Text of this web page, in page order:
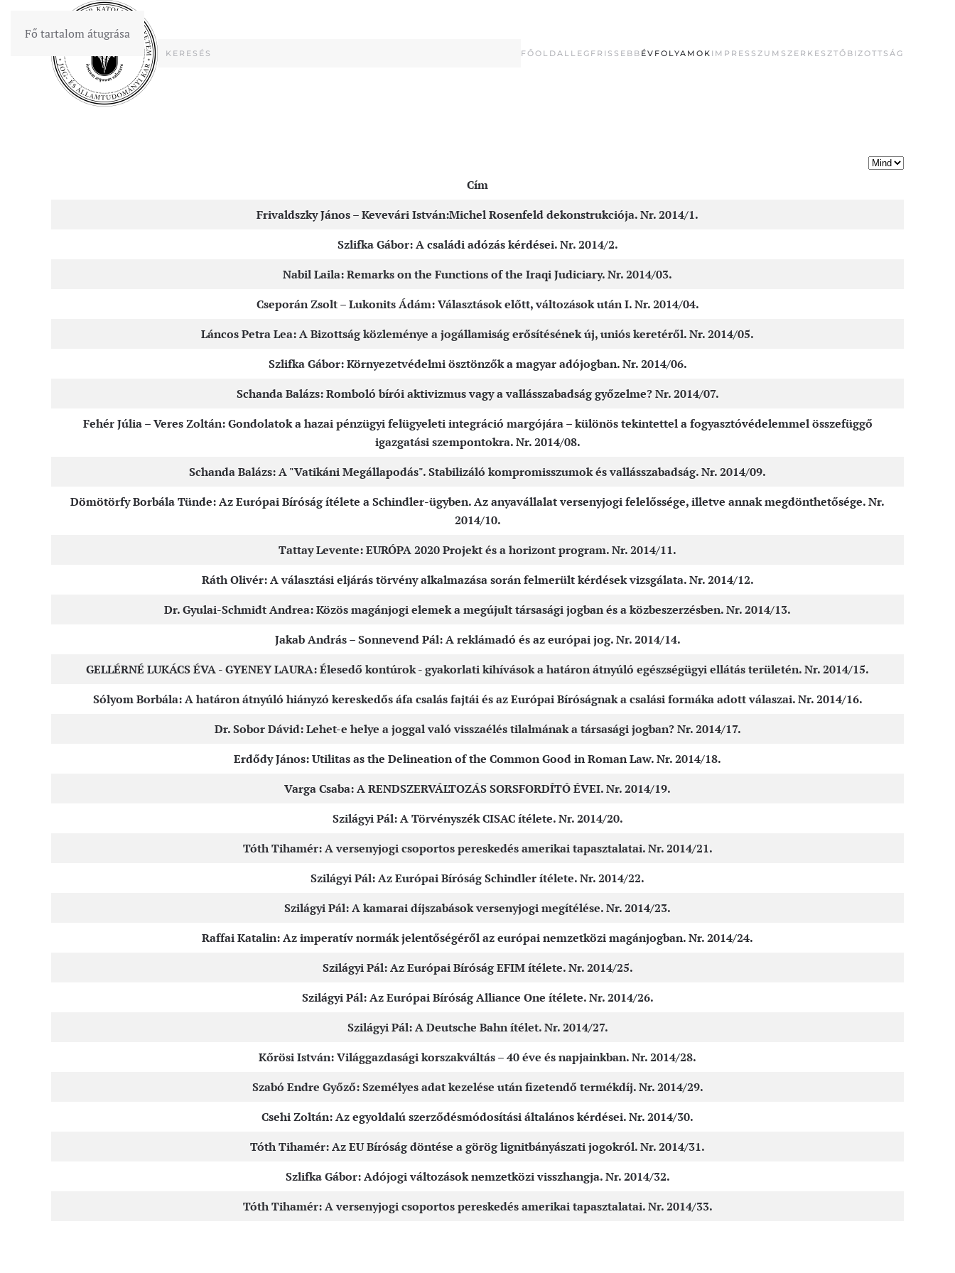
Fő tartalom átugrása
FŐOLDAL LEGFRISSEBB ÉVFOLYAMOK IMPRESSZUM SZERKESZTŐBIZOTTSÁG
Tételek #
Cím
Frivaldszky János – Kevevári István:Michel Rosenfeld dekonstrukciója. Nr. 2014/1.
Szlifka Gábor: A családi adózás kérdései. Nr. 2014/2.
Nabil Laila: Remarks on the Functions of the Iraqi Judiciary. Nr. 2014/03.
Cseporán Zsolt – Lukonits Ádám: Választások előtt, változások után I. Nr. 2014/04.
Láncos Petra Lea: A Bizottság közleménye a jogállamiság erősítésének új, uniós keretéről. Nr. 2014/05.
Szlifka Gábor: Környezetvédelmi ösztönzők a magyar adójogban. Nr. 2014/06.
Schanda Balázs: Romboló bírói aktivizmus vagy a vallásszabadság győzelme? Nr. 2014/07.
Fehér Júlia – Veres Zoltán: Gondolatok a hazai pénzügyi felügyeleti integráció margójára – különös tekintettel a fogyasztóvédelemmel összefüggő
igazgatási szempontokra. Nr. 2014/08.
Schanda Balázs: A "Vatikáni Megállapodás". Stabilizáló kompromisszumok és vallásszabadság. Nr. 2014/09.
Dömötörfy Borbála Tünde: Az Európai Bíróság ítélete a Schindler-ügyben. Az anyavállalat versenyjogi felelőssége, illetve annak megdönthetősége. Nr.
2014/10.
Tattay Levente: EURÓPA 2020 Projekt és a horizont program. Nr. 2014/11.
Ráth Olivér: A választási eljárás törvény alkalmazása során felmerült kérdések vizsgálata. Nr. 2014/12.
Dr. Gyulai-Schmidt Andrea: Közös magánjogi elemek a megújult társasági jogban és a közbeszerzésben. Nr. 2014/13.
Jakab András – Sonnevend Pál: A reklámadó és az európai jog. Nr. 2014/14.
GELLÉRNÉ LUKÁCS ÉVA - GYENEY LAURA: Élesedő kontúrok - gyakorlati kihívások a határon átnyúló egészségügyi ellátás területén. Nr. 2014/15.
Sólyom Borbála: A határon átnyúló hiányzó kereskedős áfa csalás fajtái és az Európai Bíróságnak a csalási formáka adott válaszai. Nr. 2014/16.
Dr. Sobor Dávid: Lehet-e helye a joggal való visszaélés tilalmának a társasági jogban? Nr. 2014/17.
Erdődy János: Utilitas as the Delineation of the Common Good in Roman Law. Nr. 2014/18.
Varga Csaba: A RENDSZERVÁLTOZÁS SORSFORDÍTÓ ÉVEI. Nr. 2014/19.
Szilágyi Pál: A Törvényszék CISAC ítélete. Nr. 2014/20.
Tóth Tihamér: A versenyjogi csoportos pereskedés amerikai tapasztalatai. Nr. 2014/21.
Szilágyi Pál: Az Európai Bíróság Schindler ítélete. Nr. 2014/22.
Szilágyi Pál: A kamarai díjszabások versenyjogi megítélése. Nr. 2014/23.
Raffai Katalin: Az imperatív normák jelentőségéről az európai nemzetközi magánjogban. Nr. 2014/24.
Szilágyi Pál: Az Európai Bíróság EFIM ítélete. Nr. 2014/25.
Szilágyi Pál: Az Európai Bíróság Alliance One ítélete. Nr. 2014/26.
Szilágyi Pál: A Deutsche Bahn ítélet. Nr. 2014/27.
Kőrösi István: Világgazdasági korszakváltás – 40 éve és napjainkban. Nr. 2014/28.
Szabó Endre Győző: Személyes adat kezelése után fizetendő termékdíj. Nr. 2014/29.
Csehi Zoltán: Az egyoldalú szerződésmódosítási általános kérdései. Nr. 2014/30.
Tóth Tihamér: Az EU Bíróság döntése a görög lignitbányászati jogokról. Nr. 2014/31.
Szlifka Gábor: Adójogi változások nemzetközi visszhangja. Nr. 2014/32.
Tóth Tihamér: A versenyjogi csoportos pereskedés amerikai tapasztalatai. Nr. 2014/33.